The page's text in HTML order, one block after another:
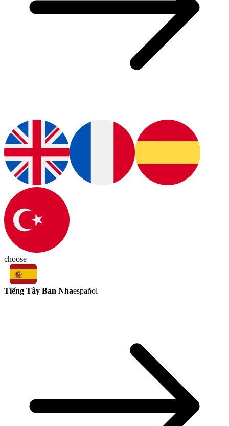
choose
Tiếng Tây Ban Nhaespañol